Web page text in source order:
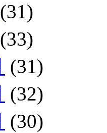
(31)
(33)
(31)
(32)
(30)